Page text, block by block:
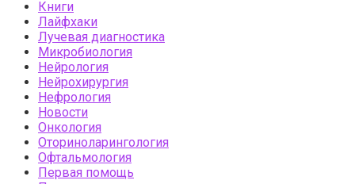
Книги
Лайфхаки
Лучевая диагностика
Микробиология
Нейрология
Нейрохирургия
Нефрология
Новости
Онкология
Оториноларингология
Офтальмология
Первая помощь